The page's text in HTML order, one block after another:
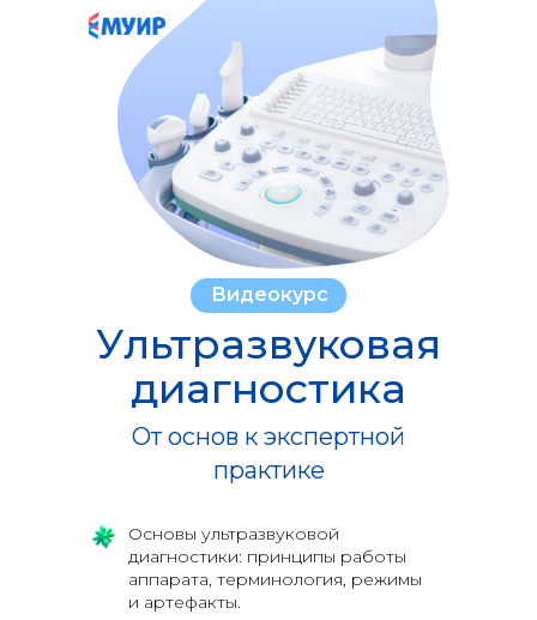
Ультразвуковая
диагностика
Видеокурс
От основ к экспертной
практике
Основы ультразвуковой
диагностики: принципы работы
аппарата, терминология, режимы
и артефакты.